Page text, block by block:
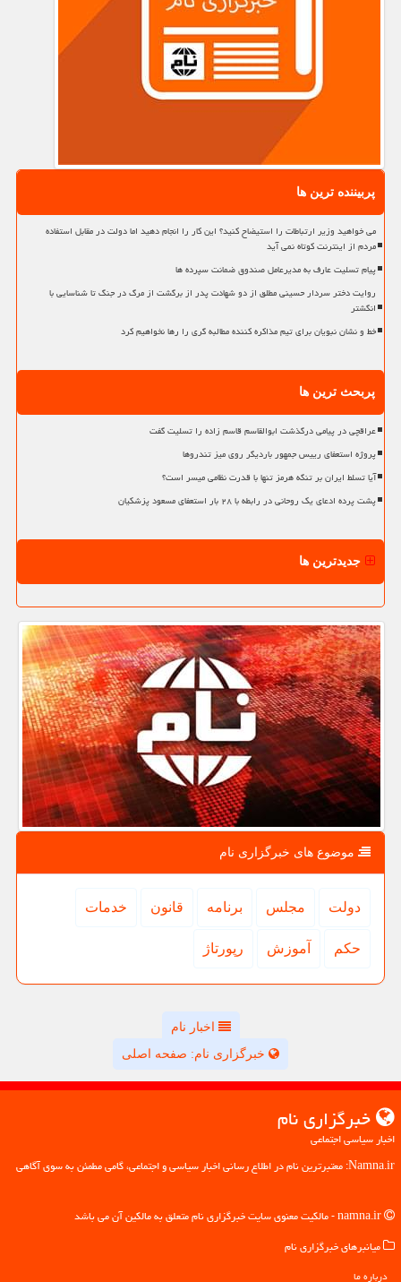
پربیننده ترین ها
می خواهید وزیر ارتباطات را استیضاح کنید؟ این کار را انجام دهید اما دولت در مقابل استفاده
مردم از اینترنت کوتاه نمی آید
پیام تسلیت عارف به مدیرعامل صندوق ضمانت سپرده ها
روایت دختر سردار حسینی مطلق از دو شهادت پدر از برگشت از مرگ در جنگ تا شناسایی با
انگشتر
خط و نشان نبویان برای تیم مذاکره کننده مطالبه گری را رها نخواهیم کرد
پربحث ترین ها
عراقچی در پیامی درگذشت ابوالقاسم قاسم زاده را تسلیت گفت
پروژه استعفای رییس جمهور باردیگر روی میز تندروها
آیا تسلط ایران بر تنگه هرمز تنها با قدرت نظامی میسر است؟
پشت پرده ادعای یک روحانی در رابطه با ۲۸ بار استعفای مسعود پزشکیان
جدیدترین ها
موضوع های خبرگزاری نام
دولت مجلس برنامه قانون خدمات
حكم آموزش رپورتاژ
اخبار نام
خبرگزاری نام: صفحه اصلی
خبرگزاری نام
اخبار سیاسی اجتماعی
Namna.ir: معتبرترین نام در اطلاع رسانی اخبار سیاسی و اجتماعی، گامی مطمئن به سوی آگاهی
میانبرهای خبرگزاری نام
درباره ما